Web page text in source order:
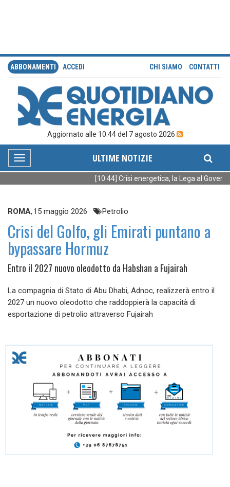
ABBONAMENTI ACCEDI CHI SIAMO CONTATTI
Aggiornato alle 10:44 del 7 agosto 2026
Toggle
navigation
ULTIME NOTIZIE
[10:44] Crisi energetica, la Lega al
ROMA, 15 maggio 2026 Petrolio
Crisi del Golfo, gli Emirati puntano a
bypassare Hormuz
Entro il 2027 nuovo oleodotto da Habshan a Fujairah
La compagnia di Stato di Abu Dhabi, Adnoc, realizzerà entro il
2027 un nuovo oleodotto che raddoppierà la capacità di
esportazione di petrolio attraverso Fujairah